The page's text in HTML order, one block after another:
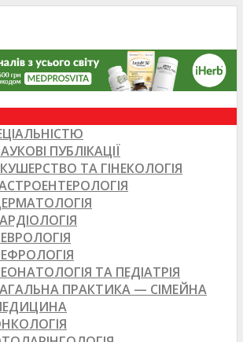
ПУБЛІКАЦІЇ
ТА ГІНЕКОЛОГІЯ
ТА ПЕДІАТРІЯ
ПРАКТИКА — СІМЕЙНА